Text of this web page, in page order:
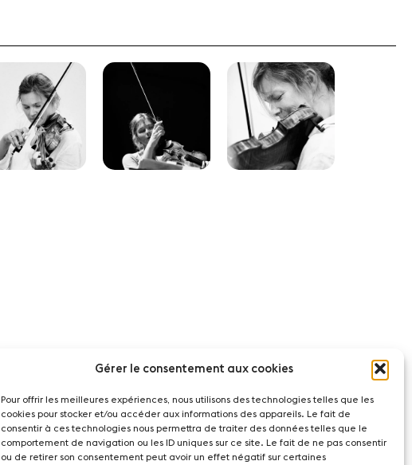
Gérer le consentement aux cookies
Pour offrir les meilleures expériences, nous utilisons des technologies telles que les
cookies pour stocker et/ou accéder aux informations des appareils. Le fait de
consentir à ces technologies nous permettra de traiter des données telles que le
comportement de navigation ou les ID uniques sur ce site. Le fait de ne pas consentir
ou de retirer son consentement peut avoir un effet négatif sur certaines